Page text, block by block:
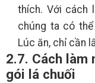
thích. Với cách
chúng ta có
Lúc ăn, chỉ cần
2.7. Cách làm
gói lá chuối